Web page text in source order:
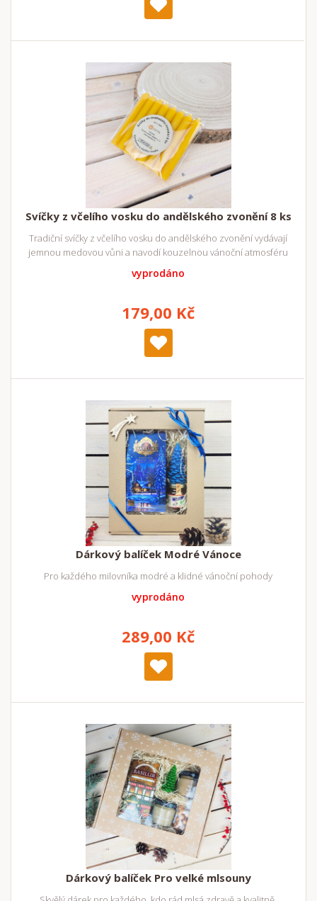
Svíčky z včelího vosku do andělského zvonění 8 ks
Tradiční svíčky z včelího vosku do andělského zvonění vydávají
jemnou medovou vůni a navodí kouzelnou vánoční atmosféru
vyprodáno
179,00 Kč
Dárkový balíček Modré Vánoce
Pro každého milovníka modré a klidné vánoční pohody
vyprodáno
289,00 Kč
Dárkový balíček Pro velké mlsouny